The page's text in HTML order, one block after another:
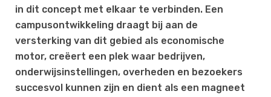
in dit concept met elkaar te verbinden. Een
campusontwikkeling draagt bij aan de
versterking van dit gebied als economische
motor, creëert een plek waar bedrijven,
onderwijsinstellingen, overheden en bezoekers
succesvol kunnen zijn en dient als een magneet